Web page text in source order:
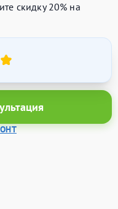
скидку 20% на